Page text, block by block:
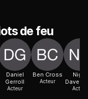
de feu
Daniel
Gerroll
Acteur
Ben Cross
Acteur
Nigel
Acteur